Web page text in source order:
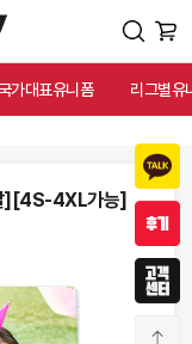
가대표유니폼 리그별유
][4S-4XL가능]